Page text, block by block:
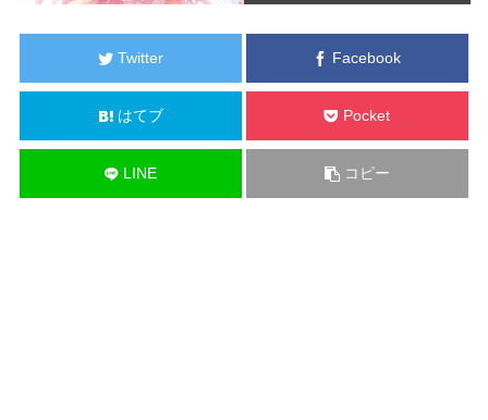
Twitter Facebook
はてブ Pocket
LINE コピー